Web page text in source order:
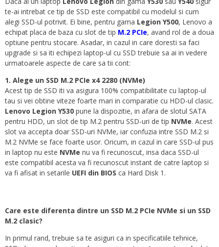
te-ai intrebat ce tip de SSD este compatibil cu modelul si cum
alegi SSD-ul potrivit. Ei bine, pentru gama Legion Y500, Lenovo a
echipat placa de baza cu slot de tip M.2 PCIe, avand rol de a doua
optiune pentru stocare. Asadar, in cazul in care doresti sa faci
upgrade si sa iti echipezi laptop-ul cu SSD trebuie sa ai in vedere
urmatoarele aspecte de care sa tii cont:
1. Alege un SSD M.2 PCIe x4 2280 (NVMe)
Acest tip de SSD iti va asigura 100% compatibilitate cu laptop-ul
tau si vei obtine viteze foarte mari in comparatie cu HDD-ul clasic.
Lenovo Legion Y530 pune la dispozitie, in afara de slotul SATA
pentru HDD, un slot de tip M.2 pentru SSD-uri de tip NVMe. Acest
slot va accepta doar SSD-uri NVMe, iar confuzia intre SSD M.2 si
M.2 NVMe se face foarte usor. Oricum, in cazul in care SSD-ul pus
in laptop nu este NVMe nu va fi recunoscut, insa daca SSD-ul
este compatibil acesta va fi recunoscut instant de catre laptop si
va fi afisat in setarile UEFI din BIOS ca Hard Disk 1.
Care este diferenta dintre un SSD M.2 PCIe NVMe si un SSD
M.2 clasic?
In primul rand, trebuie sa te asiguri ca in specificatiile tehnice,